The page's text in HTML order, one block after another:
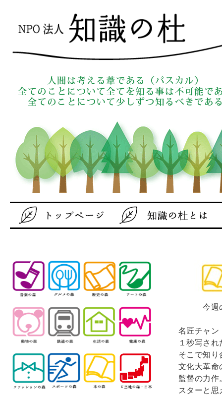
今週の
名匠チャン
１秒写さ
そこで知り
文化大革命
監督の力作
スターと